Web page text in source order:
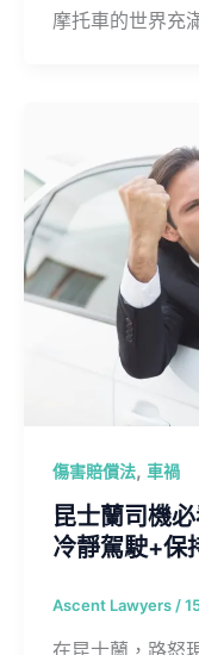
摩托車的世界充
傷害賠償法, 車禍
昆士蘭司機
冷靜駕駛+保
Ascent Lawyers /
在昆士蘭，路怒